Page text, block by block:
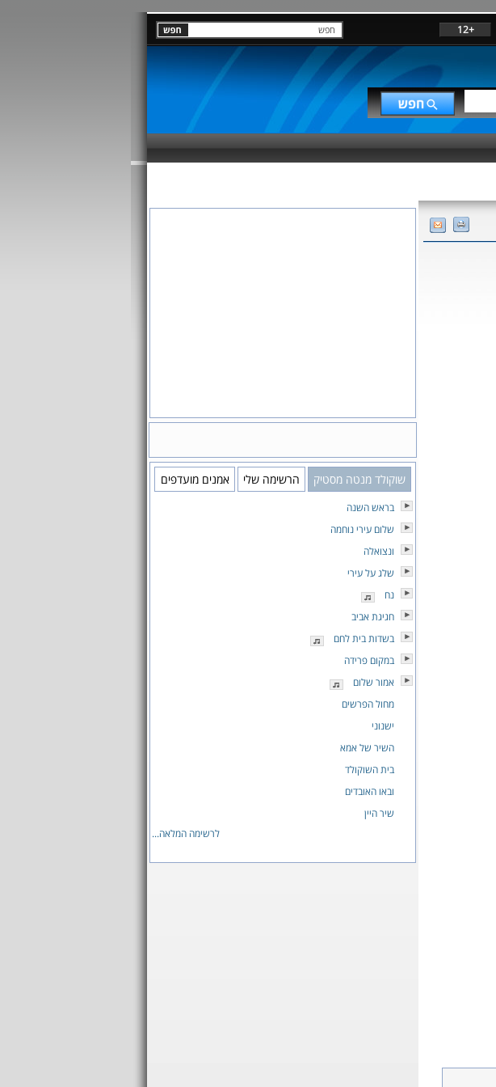
+12
שוקולד מנטה מסטיק הרשימה שלי אמנים מועדפים
בראש השנה
שלום עירי נוחמה
ונצואלה
שלג על עירי
נח
חגיגת אביב
בשדות בית לחם
במקום פרידה
אמור שלום
מחול הפרשים
ישנוני
השיר של אמא
בית השוקולד
ובאו האובדים
שיר היין
לרשימה המלאה...